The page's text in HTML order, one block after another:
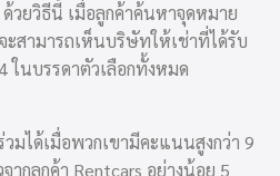
วยวิธีนี้ เมื่อลูกค้าค้นหาจุดหมาย
สามารถเห็นบริษัทให้เช่าที่ได้รับ
ในบรรดาตัวเลือกทั้งหมด
มได้เมื่อพวกเขามีคะแนนสูงกว่า 9
ากลูกค้า Rentcars อย่างน้อย 5